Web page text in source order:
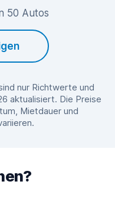
50 Autos
nur Richtwerte und
aktualisiert. Die Preise
Mietdauer und